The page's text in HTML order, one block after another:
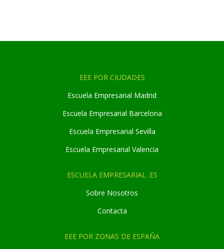
EEE POR CIUDADES
Escuela Empresarial Madrid
Escuela Empresarial Barcelona
Escuela Empresarial Sevilla
Escuela Empresarial Valencia
ESCUELA EMPRESARIAL .ES
Sobre Nosotros
Contacta
EEE POR ZONAS DE ESPAÑA